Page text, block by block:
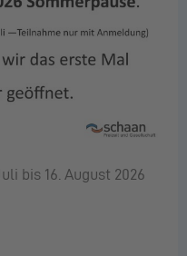
bis 16. August 2026